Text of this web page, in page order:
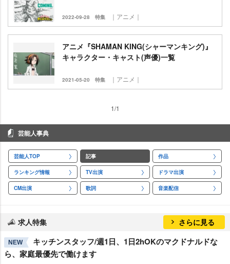
2022-09-28 特集 ｜アニメ｜
アニメ『SHAMAN KING(シャーマンキング)』
キャラクター・キャスト(声優)一覧
2021-05-20 特集 ｜アニメ｜
1/1
芸能人事典
芸能人TOP 記事 作品
ランキング情報 TV出演 ドラマ出演
CM出演 歌詞 音楽配信
求人特集 さらに見る
NEW
キッチンスタッフ/週1日、1日2hOKのマクドナルドな
ら、家庭最優先で働けます